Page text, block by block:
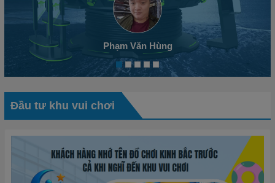
Phạm Văn Hùng
Đầu tư khu vui chơi